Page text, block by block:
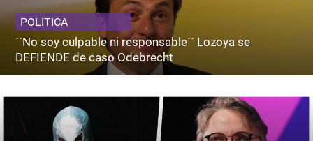
POLITICA
´´No soy culpable ni responsable´´ Lozoya se
DEFIENDE de caso Odebrecht